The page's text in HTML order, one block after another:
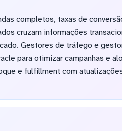
completos, taxas de
cruzam informações
Gestores de tráfego e
para otimizar campanhas e
e fulfillment com